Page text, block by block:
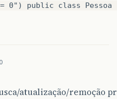
= 0") public class
atualização/remoção